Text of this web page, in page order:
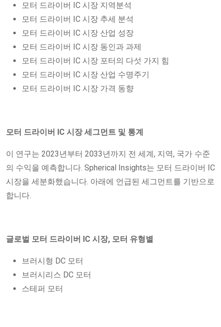
모터 드라이버 IC 시장 지역분석
모터 드라이버 IC 시장 추세 분석
모터 드라이버 IC 시장 산업 성장
모터 드라이버 IC 시장 동인과 과제
모터 드라이버 IC 시장 포터의 다섯 가지 힘
모터 드라이버 IC 시장 산업 수명주기
모터 드라이버 IC 시장 가격 동향
모터 드라이버 IC 시장 세그먼트 및 통계
이 연구는 2023년부터 2033년까지 전 세계, 지역, 국가 수준
의 수익을 예측합니다. Spherical Insights는 모터 드라이버 IC
시장을 세분화했습니다. 아래에 언급된 세그먼트를 기반으로
합니다.
글로벌 모터 드라이버 IC 시장, 모터 유형별
브러시형 DC 모터
브러시리스 DC 모터
스테퍼 모터